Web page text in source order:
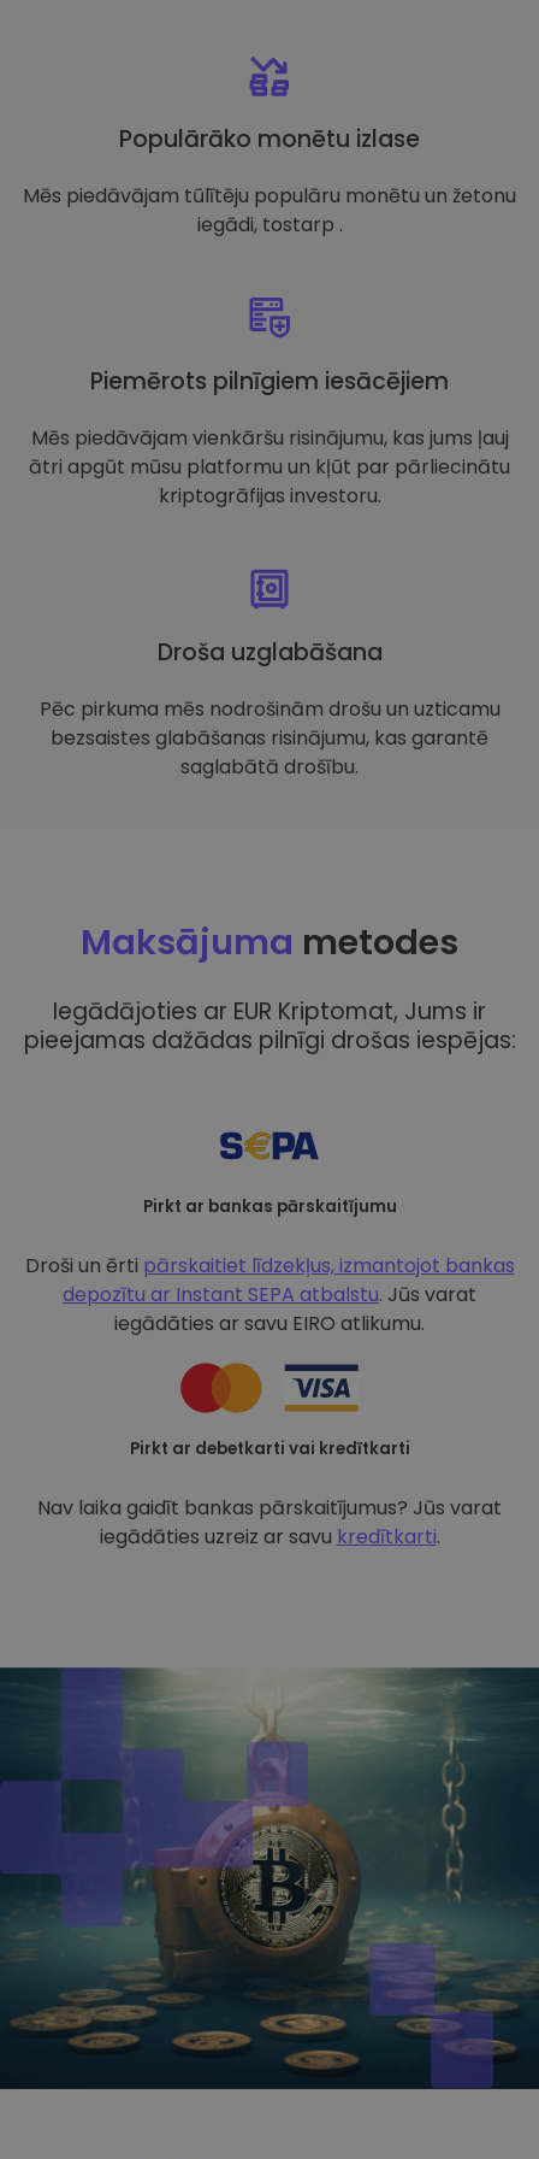
Populārāko monētu izlase
Mēs piedāvājam tūlītēju populāru monētu un žetonu
iegādi, tostarp .
Piemērots pilnīgiem iesācējiem
Mēs piedāvājam vienkāršu risinājumu, kas jums ļauj
ātri apgūt mūsu platformu un kļūt par pārliecinātu
kriptogrāfijas investoru.
Droša uzglabāšana
Pēc pirkuma mēs nodrošinām drošu un uzticamu
bezsaistes glabāšanas risinājumu, kas garantē
saglabātā drošību.
Maksājuma metodes
Iegādājoties ar EUR Kriptomat, Jums ir
pieejamas dažādas pilnīgi drošas iespējas:
Pirkt ar bankas pārskaitījumu
Droši un ērti pārskaitiet līdzekļus, izmantojot bankas
depozītu ar Instant SEPA atbalstu. Jūs varat
iegādāties ar savu EIRO atlikumu.
Pirkt ar debetkarti vai kredītkarti
Nav laika gaidīt bankas pārskaitījumus? Jūs varat
iegādāties uzreiz ar savu kredītkarti.